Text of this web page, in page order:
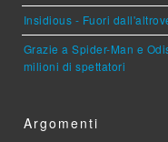
Insidious - Fuori
Grazie a Spider-Man e
milioni di spettatori
Argomenti